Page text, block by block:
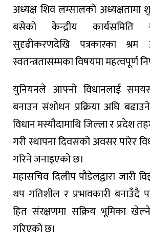
अध्यक्ष शिव लम्सालको अध्यक्षतामा
बसेको केन्द्रीय
सुदृढीकरणदेखि पत्रकारका
स्वतन्त्रतासम्मका विषयमा महत्वपूर्ण
युनियनले आफ्नो विधानलाई
बनाउन संशोधन प्रक्रिया अघि
विधान मस्यौदामाथि जिल्ला र
गरी स्थापना दिवसको अवसर पारेर
गरिने जनाइएको छ।
महासचिव दिलीप पौडेलद्वारा जारी
थप गतिशील र प्रभावकारी बनाउँदै
हित संरक्षणमा सक्रिय भूमिका खेल्ने
गरिएको छ।